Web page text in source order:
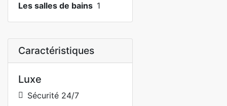
Les salles de bains 1
Caractéristiques
Luxe
Sécurité 24/7